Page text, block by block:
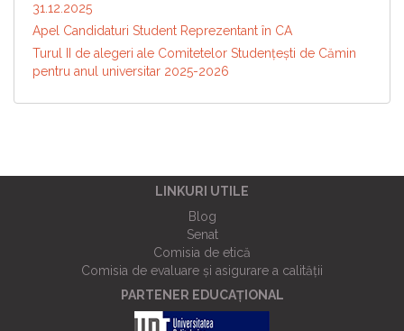
31.12.2025
Apel Candidaturi Student Reprezentant în CA
Turul II de alegeri ale Comitetelor Studențești de Cămin
pentru anul universitar 2025-2026
LINKURI UTILE
Blog
Senat
Comisia de etică
Comisia de evaluare și asigurare a calității
PARTENER EDUCAȚIONAL